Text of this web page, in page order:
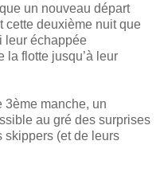
un nouveau départ
cette deuxième nuit que
leur échappée
la flotte jusqu’à leur
3ème manche, un
au gré des surprises
skippers (et de leurs